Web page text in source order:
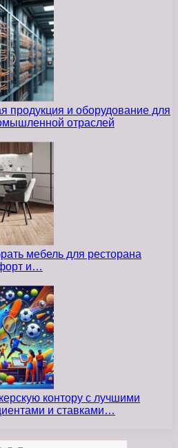
продукция и оборудование для
отраслей
мебель для ресторана
и…
контору с лучшими
и ставками…